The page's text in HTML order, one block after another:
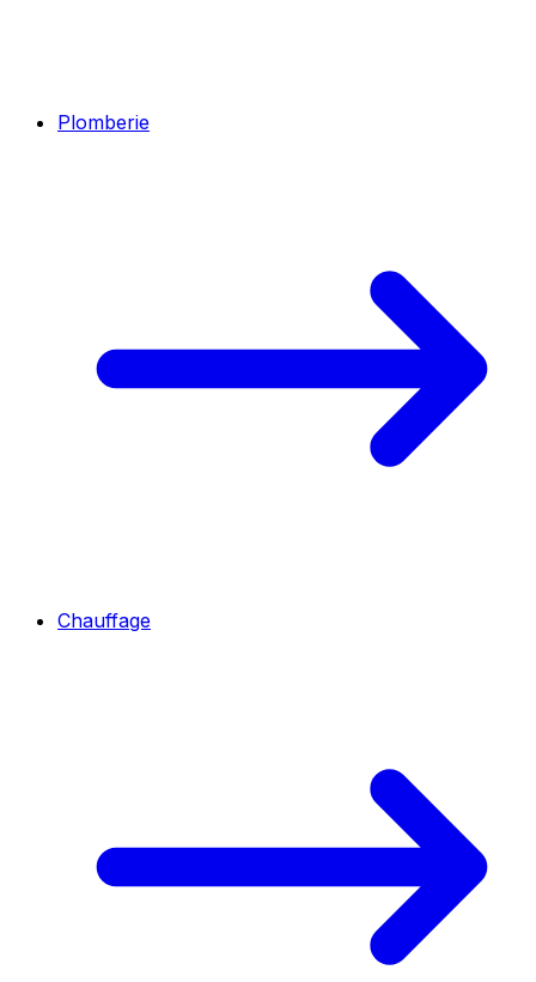
Plomberie
Chauffage